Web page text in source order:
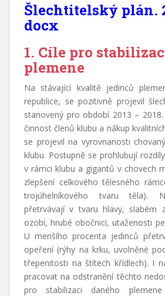
Šlechtitelský plán.
docx
1. Cíle pro
plemene
Na stávající kvalitě jedinců
republice, se pozitivně projevil
stanovený pro období 2013 – 2018.
činnost členů klubu a nákup
se projevil na vyrovnanosti
klubu. Postupně se prohlubují
v rámci klubu a gigantů v chovech
zlepšení celkového tělesného
trojúhelníkového tvaru těla).
přetrvávají v tvaru hlavy, slabém
ozobí, hrubé obočnici, utaženosti
U menšího procenta jedinců
opeření (rýhy na krku, uvolněné
třepenitosti na štítech křídlech). I
pracovat na odstranění těchto
pro stabilizaci daného